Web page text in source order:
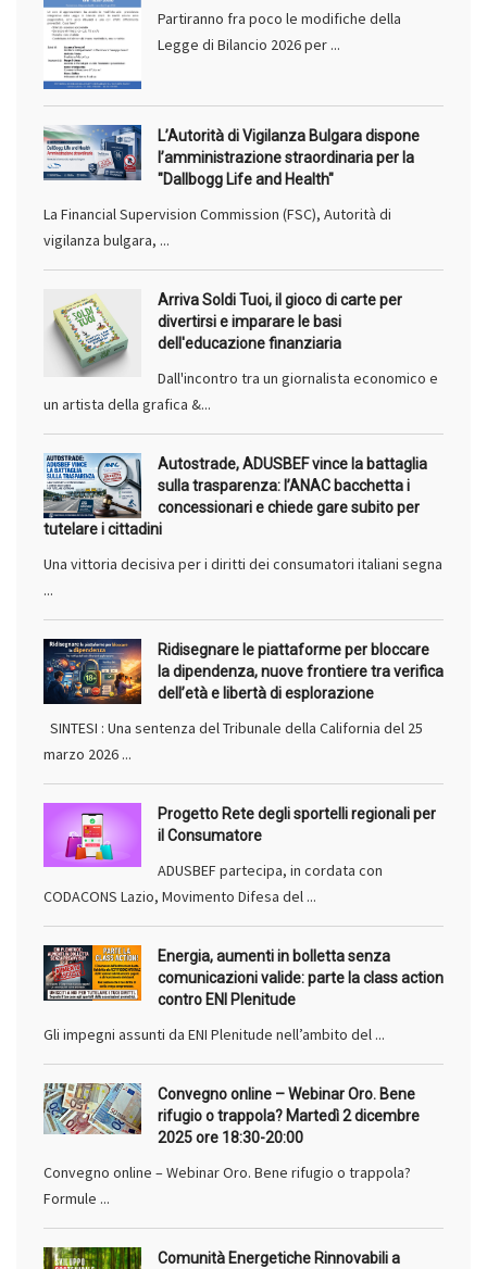
Partiranno fra poco le modifiche della
Legge di Bilancio 2026 per ...
L’Autorità di Vigilanza Bulgara dispone
l’amministrazione straordinaria per la
"Dallbogg Life and Health"
La Financial Supervision Commission (FSC), Autorità di
vigilanza bulgara, ...
Arriva Soldi Tuoi, il gioco di carte per
divertirsi e imparare le basi
dell'educazione finanziaria
Dall'incontro tra un giornalista economico e
un artista della grafica &...
Autostrade, ADUSBEF vince la battaglia
sulla trasparenza: l’ANAC bacchetta i
concessionari e chiede gare subito per
tutelare i cittadini
Una vittoria decisiva per i diritti dei consumatori italiani segna
...
Ridisegnare le piattaforme per bloccare
la dipendenza, nuove frontiere tra verifica
dell’età e libertà di esplorazione
SINTESI : Una sentenza del Tribunale della California del 25
marzo 2026 ...
Progetto Rete degli sportelli regionali per
il Consumatore
ADUSBEF partecipa, in cordata con
CODACONS Lazio, Movimento Difesa del ...
Energia, aumenti in bolletta senza
comunicazioni valide: parte la class action
contro ENI Plenitude
Gli impegni assunti da ENI Plenitude nell’ambito del ...
Convegno online – Webinar Oro. Bene
rifugio o trappola? Martedì 2 dicembre
2025 ore 18:30-20:00
Convegno online – Webinar Oro. Bene rifugio o trappola?
Formule ...
Comunità Energetiche Rinnovabili a